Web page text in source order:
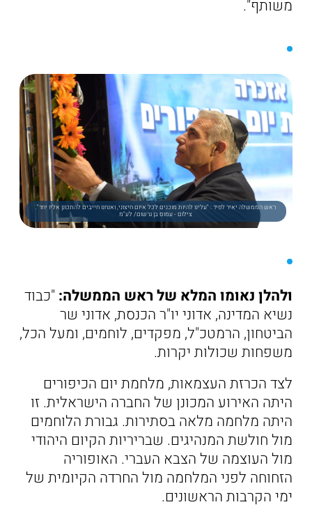
משותף".
ראש הממשלה יאיר לפיד : "עלינו להיות מוכנים לכל איום חיצוני, ואנחנו חייבים להתכונן אליו יחד".
צילום - עמוס בן גרשום/ לע"מ
ולהלן נאומו המלא של ראש הממשלה: "כבוד
נשיא המדינה, אדוני יו"ר הכנסת, אדוני שר
הביטחון, הרמטכ"ל, מפקדים, לוחמים, ומעל הכל,
משפחות שכולות יקרות.
לצד הכרזת העצמאות, מלחמת יום הכיפורים
היתה האירוע המכונן של החברה הישראלית. זו
היתה מלחמה מלאה בסתירות. גבורת הלוחמים
מול חולשת המנהיגים. שבריריות הקיום היהודי
מול העוצמה של הצבא העברי. האופוריה
הזחוחה לפני המלחמה מול החרדה הקיומית של
ימי הקרבות הראשונים.